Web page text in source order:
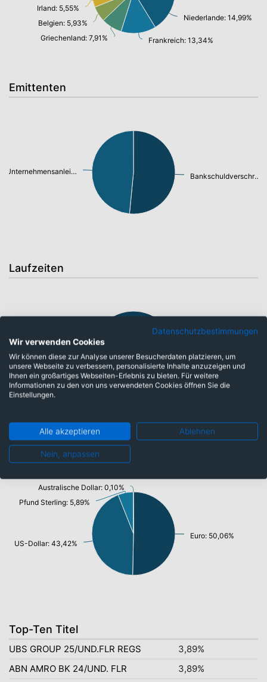
Niederlande: 14,99%
Frankreich: 13,34%
Griechenland: 7,91%
Belgien: 5,93%
Irland: 5,55%
Emittenten
Bankschuldverschreibung: 50,58%
Unternehmensanleihen: 47,54%
Laufzeiten
Währungen
Euro: 50,06%
US-Dollar: 43,42%
Pfund Sterling: 5,89%
Australische Dollar: 0,10%
Top-Ten Titel
UBS GROUP 25/UND.FLR REGS
3,89%
ABN AMRO BK 24/UND. FLR
3,89%
Datenschutzbestimmungen
Wir verwenden Cookies
Wir können diese zur Analyse unserer Besucherdaten platzieren, um
unsere Webseite zu verbessern, personalisierte Inhalte anzuzeigen und
Ihnen ein großartiges Webseiten-Erlebnis zu bieten. Für weitere
Informationen zu den von uns verwendeten Cookies öffnen Sie die
Einstellungen.
Alle akzeptieren Ablehnen
Nein, anpassen